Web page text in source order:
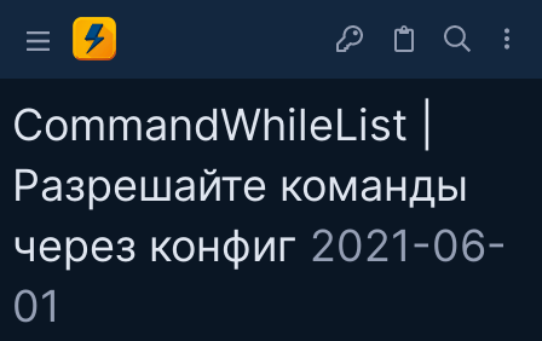
CommandWhileList |
Разрешайте команды
через конфиг 2021-06-
01